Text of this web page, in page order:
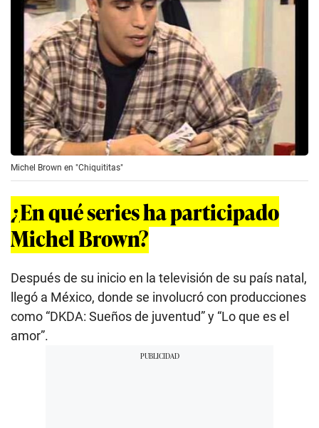
Michel Brown en "Chiquititas"
¿En qué series ha participado
Michel Brown?
Después de su inicio en la televisión de su país natal,
llegó a México, donde se involucró con producciones
como “DKDA: Sueños de juventud” y “Lo que es el
amor”.